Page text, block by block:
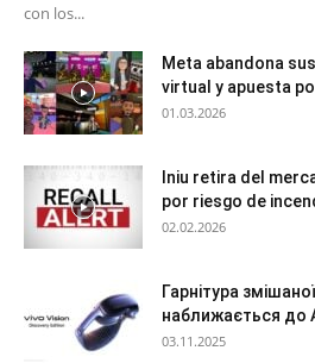
con los...
Meta abandona
virtual y apuesta
01.03.2026
Iniu retira del
por riesgo de
02.02.2026
Гарнітура
наближається до
03.11.2025